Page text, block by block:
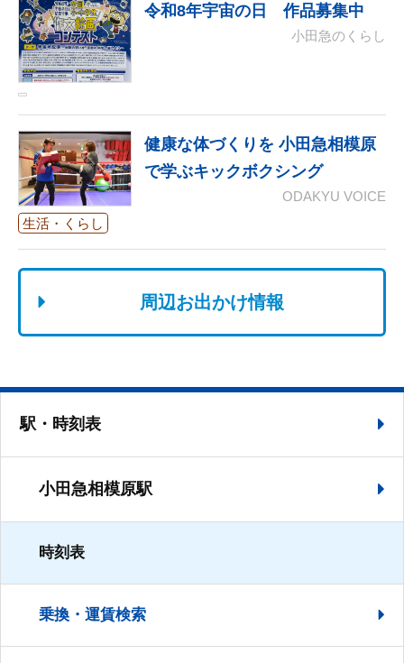
令和8年宇宙の日 作品募集中
小田急のくらし
生活・くらし
健康な体づくりを 小田急相模原
で学ぶキックボクシング
ODAKYU VOICE
周辺お出かけ情報
駅・時刻表
小田急相模原駅
時刻表
乗換・運賃検索